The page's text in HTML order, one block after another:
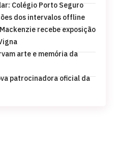
Colégio Porto Seguro
dos intervalos offline
recebe exposição
arte e memória da
patrocinadora oficial da